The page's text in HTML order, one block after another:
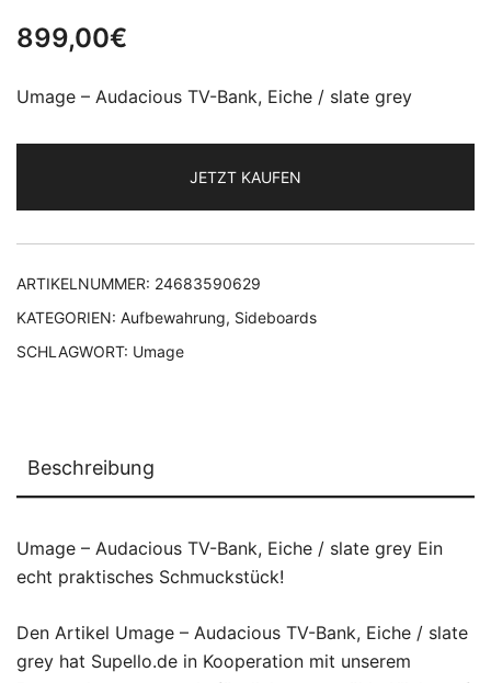
899,00€
Umage – Audacious TV-Bank, Eiche / slate grey
JETZT KAUFEN
ARTIKELNUMMER: 24683590629
KATEGORIEN: Aufbewahrung, Sideboards
SCHLAGWORT: Umage
Beschreibung
Umage – Audacious TV-Bank, Eiche / slate grey Ein
echt praktisches Schmuckstück!
Den Artikel Umage – Audacious TV-Bank, Eiche / slate
grey hat Supello.de in Kooperation mit unserem